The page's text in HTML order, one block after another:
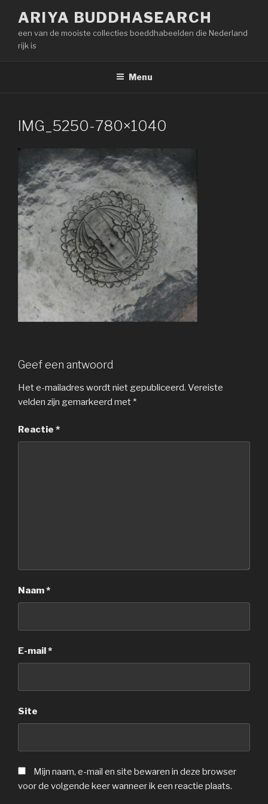
inhoud
springen
ARIYA BUDDHASEARCH
een van de mooiste collecties boeddhabeelden die Nederland
rijk is
Menu
IMG_5250-780×1040
Geef een antwoord
Het e-mailadres wordt niet gepubliceerd. Vereiste
velden zijn gemarkeerd met *
Reactie *
Naam*
E-mail*
Site
Mijn naam, e-mail en site bewaren in deze browser
voor de volgende keer wanneer ik een reactie plaats.